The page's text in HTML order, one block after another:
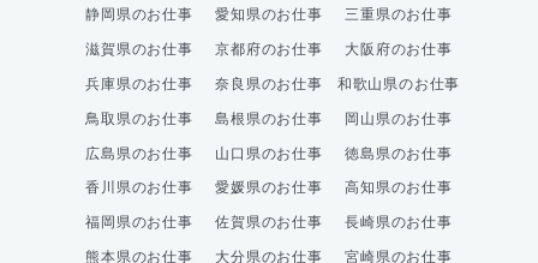
静岡県のお仕事 愛知県のお仕事 三重県のお仕事
滋賀県のお仕事 京都府のお仕事 大阪府のお仕事
兵庫県のお仕事 奈良県のお仕事 和歌山県のお仕事
鳥取県のお仕事 島根県のお仕事 岡山県のお仕事
広島県のお仕事 山口県のお仕事 徳島県のお仕事
香川県のお仕事 愛媛県のお仕事 高知県のお仕事
福岡県のお仕事 佐賀県のお仕事 長崎県のお仕事
熊本県のお仕事 大分県のお仕事 宮崎県のお仕事